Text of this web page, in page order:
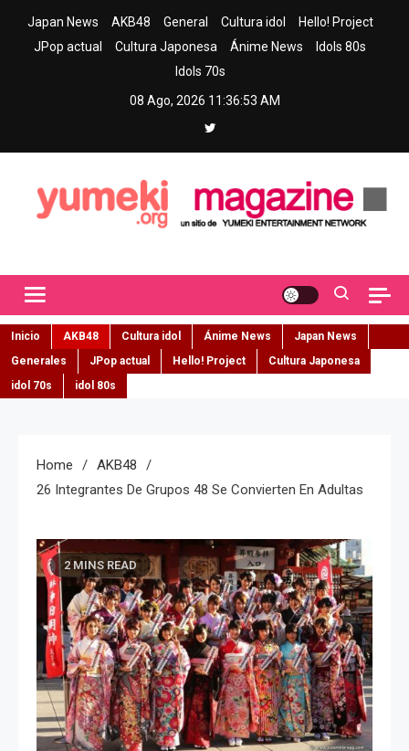
Japan News AKB48 General Cultura idol
Hello! Project
JPop actual
Cultura Japonesa Ánime News
Idols 80s
Idols 70s
08 Ago, 2026 11:36:55 AM
Inicio AKB48 Cultura idol Ánime News
Japan News
Generales
JPop actual Hello! Project
Cultura Japonesa
idol 70s
idol 80s
Home
AKB48
26 Integrantes De Grupos 48 Se Convierten En Adultas
2 MINS READ